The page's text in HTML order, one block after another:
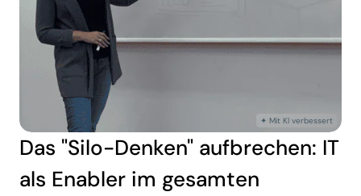
Das "Silo-Denken" aufbrechen: IT
als Enabler im gesamten